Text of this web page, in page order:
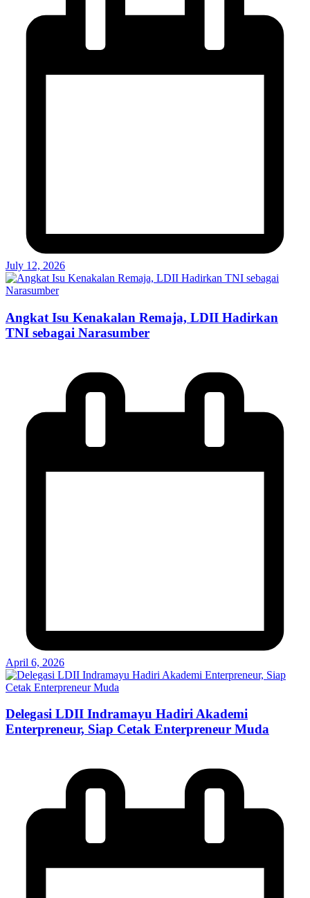
July 12, 2026
Angkat Isu Kenakalan Remaja, LDII Hadirkan
TNI sebagai Narasumber
April 6, 2026
Delegasi LDII Indramayu Hadiri Akademi
Enterpreneur, Siap Cetak Enterpreneur Muda